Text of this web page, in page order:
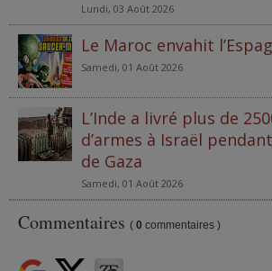
Lundi, 03 Août 2026
Le Maroc envahit
Samedi, 01 Août 2026
L’Inde a livré plus de
d’armes à Israël
de Gaza
Samedi, 01 Août 2026
Commentaires ( 0 commentaires )